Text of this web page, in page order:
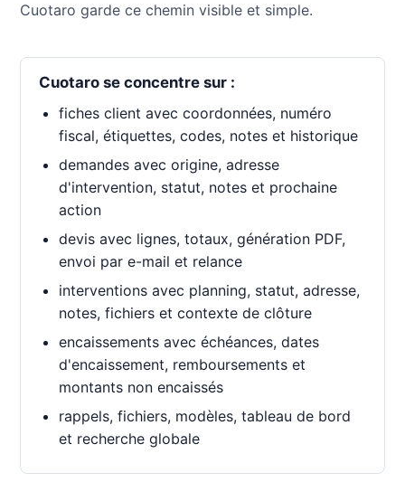
Cuotaro garde ce chemin visible et simple.
Cuotaro se concentre sur :
fiches client avec coordonnées, numéro
fiscal, étiquettes, codes, notes et historique
demandes avec origine, adresse
d'intervention, statut, notes et prochaine
action
devis avec lignes, totaux, génération PDF,
envoi par e-mail et relance
interventions avec planning, statut, adresse,
notes, fichiers et contexte de clôture
encaissements avec échéances, dates
d'encaissement, remboursements et
montants non encaissés
rappels, fichiers, modèles, tableau de bord
et recherche globale